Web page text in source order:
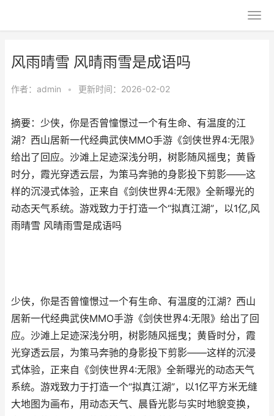
风雨晴雪 风晴雨雪是成语吗
作者： admin • 更新时间：2026-02-02
摘要：少侠，你是否曾憧憬过一个有生命、有温度的江
湖？西山居新一代经典武侠MMO手游《剑侠世界4:无限》
给出了回应。沙滩上足迹深浅分明，树影随风摇曳；黄昏
时分，霞光穿透云层，为策马奔驰的身影投下剪影——这
样的沉浸式体验，正来自《剑侠世界4:无限》全新曝光的
动态天气系统。游戏致力于打造一个“拟真江湖”，以1亿,风
雨晴雪 风晴雨雪是成语吗
少侠，你是否曾憧憬过一个有生命、有温度的江湖？西山
居新一代经典武侠MMO手游《剑侠世界4:无限》给出了回
应。沙滩上足迹深浅分明，树影随风摇曳；黄昏时分，霞
光穿透云层，为策马奔驰的身影投下剪影——这样的沉浸
式体验，正来自《剑侠世界4:无限》全新曝光的动态天气
系统。游戏致力于打造一个“拟真江湖”，以1亿平方米无缝
大地图为画布，用动态天气、晨昏光影与实时地貌变换，